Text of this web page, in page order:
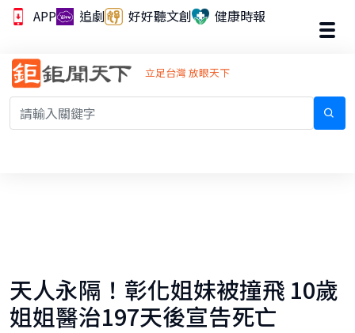
APP 追劇 好好聽文創 健康時報
立足台灣 放眼天下
天人永隔！彰化姐妹被撞飛 10歲
姐姐醫治197天後宣告死亡